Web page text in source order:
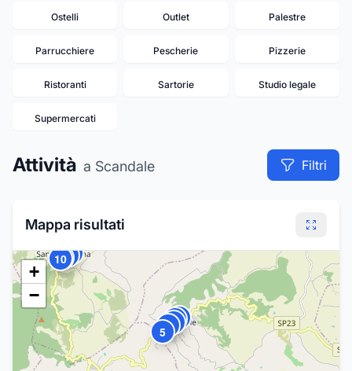
Ostelli Outlet Palestre
Parrucchiere Pescherie Pizzerie
Ristoranti Sartorie Studio legale
Supermercati
Attività a Scandale Filtri
Mappa risultati
12
3 4
5
7
8
9
10
13
14 15
19
+
−